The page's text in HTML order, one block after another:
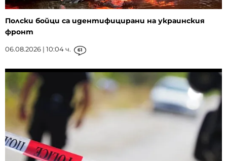
Полски бойци са идентифицирани на украинския
фронт
06.08.2026 | 10:04 ч. 61